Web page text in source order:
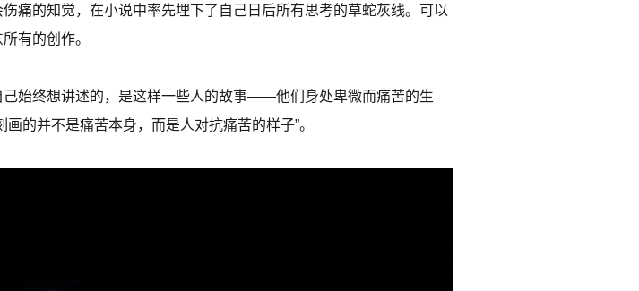
痛的知觉，在小说中率先埋下了自己日后所有思考的草蛇灰线。可以
有的创作。
始终想讲述的，是这样一些人的故事——他们身处卑微而痛苦的生
的并不是痛苦本身，而是人对抗痛苦的样子”。